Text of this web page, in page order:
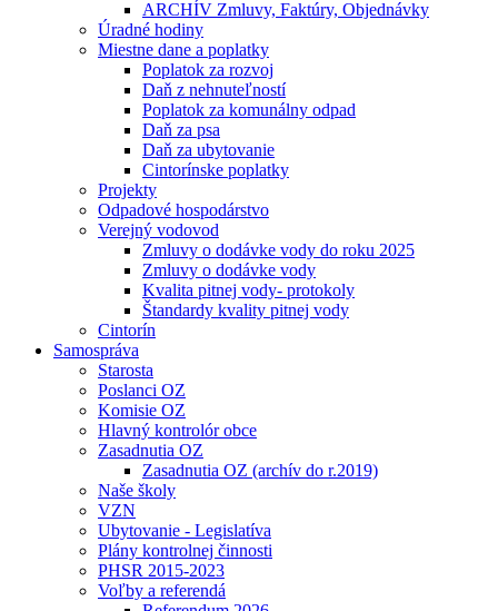
ARCHÍV Zmluvy, Faktúry, Objednávky
Úradné hodiny
Miestne dane a poplatky
Poplatok za rozvoj
Daň z nehnuteľností
Poplatok za komunálny odpad
Daň za psa
Daň za ubytovanie
Cintorínske poplatky
Projekty
Odpadové hospodárstvo
Verejný vodovod
Zmluvy o dodávke vody do roku 2025
Zmluvy o dodávke vody
Kvalita pitnej vody- protokoly
Štandardy kvality pitnej vody
Cintorín
Samospráva
Starosta
Poslanci OZ
Komisie OZ
Hlavný kontrolór obce
Zasadnutia OZ
Zasadnutia OZ (archív do r.2019)
Naše školy
VZN
Ubytovanie - Legislatíva
Plány kontrolnej činnosti
PHSR 2015-2023
Voľby a referendá